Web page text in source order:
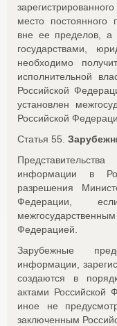
место постоянного
вне ее пределов, а
государствами,
необходимо
исполнительной
Российской
установлен
Российской
Статья 55.
информации в
разрешения
Федерации,
Федерацией.
Зарубежные
информации,
создаются в
актами Российской
иное не
заключенным